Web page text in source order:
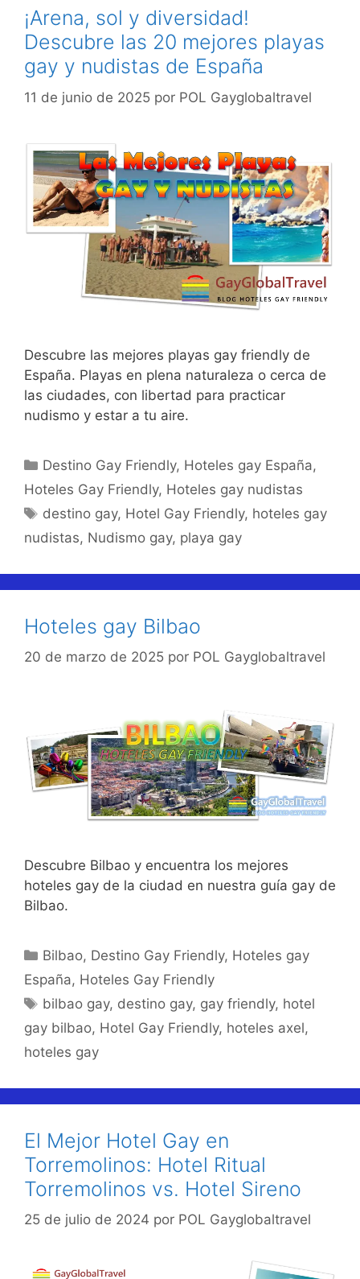
¡Arena, sol y diversidad!
Descubre las 20 mejores playas
gay y nudistas de España
11 de junio de 2025 por POL Gayglobaltravel
Descubre las mejores playas gay friendly de
España. Playas en plena naturaleza o cerca de
las ciudades, con libertad para practicar
nudismo y estar a tu aire.
Categorías
Destino Gay Friendly, Hoteles gay España,
Hoteles Gay Friendly, Hoteles gay nudistas
Etiquetas
destino gay, Hotel Gay Friendly, hoteles gay
nudistas, Nudismo gay, playa gay
Hoteles gay Bilbao
20 de marzo de 2025 por POL Gayglobaltravel
Descubre Bilbao y encuentra los mejores
hoteles gay de la ciudad en nuestra guía gay de
Bilbao.
Categorías
Bilbao, Destino Gay Friendly, Hoteles gay
España, Hoteles Gay Friendly
Etiquetas
bilbao gay, destino gay, gay friendly, hotel
gay bilbao, Hotel Gay Friendly, hoteles axel,
hoteles gay
El Mejor Hotel Gay en
Torremolinos: Hotel Ritual
Torremolinos vs. Hotel Sireno
25 de julio de 2024 por POL Gayglobaltravel